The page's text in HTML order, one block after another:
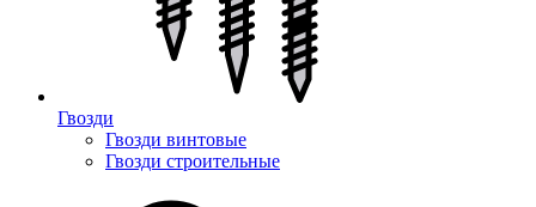
Гвозди
Гвозди винтовые
Гвозди строительные